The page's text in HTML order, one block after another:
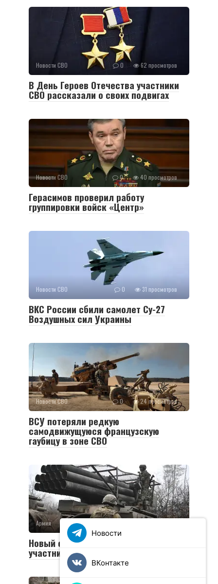
Новости СВО 0 62 просмотров
В День Героев Отечества участники
СВО рассказали о своих подвигах
Новости СВО 0 40 просмотров
Герасимов проверил работу
группировки войск «Центр»
Новости СВО 0 31 просмотров
ВКС России сбили самолет Су-27
Воздушных сил Украины
Новости СВО 0 24 просмотров
ВСУ потеряли редкую
самодвижущуюся французскую
гаубицу в зоне СВО
Армия
Новый социальный контракт для
участников СВО
Новости
ВКонтакте